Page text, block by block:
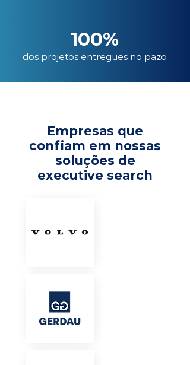
100%
dos projetos entregues no pazo
Empresas que
confiam em nossas
soluções de
executive search